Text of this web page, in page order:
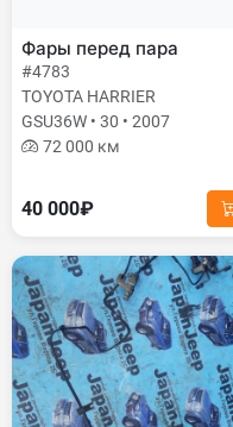
Фары перед пара
#4783
TOYOTA HARRIER
GSU36W • 30 • 2007
72 000 км
40 000₽